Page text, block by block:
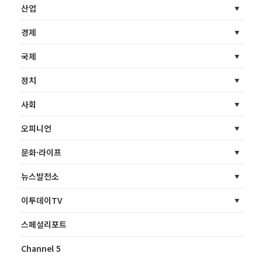
산업
경제
국제
정치
사회
오피니언
문화·라이프
뉴스발전소
이투데이TV
스페셜리포트
Channel 5